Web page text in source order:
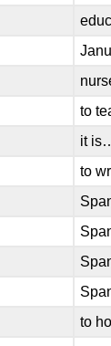
to
it
to
to